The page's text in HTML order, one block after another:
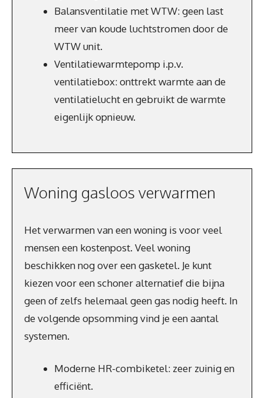
Balansventilatie met WTW: geen last
meer van koude luchtstromen door de
WTW unit.
Ventilatiewarmtepomp i.p.v.
ventilatiebox: onttrekt warmte aan de
ventilatielucht en gebruikt de warmte
eigenlijk opnieuw.
Woning gasloos verwarmen
Het verwarmen van een woning is voor veel
mensen een kostenpost. Veel woning
beschikken nog over een gasketel. Je kunt
kiezen voor een schoner alternatief die bijna
geen of zelfs helemaal geen gas nodig heeft. In
de volgende opsomming vind je een aantal
systemen.
Moderne HR-combiketel: zeer zuinig en
efficiënt.